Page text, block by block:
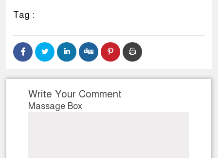
Tag :
Write Your Comment
Massage Box